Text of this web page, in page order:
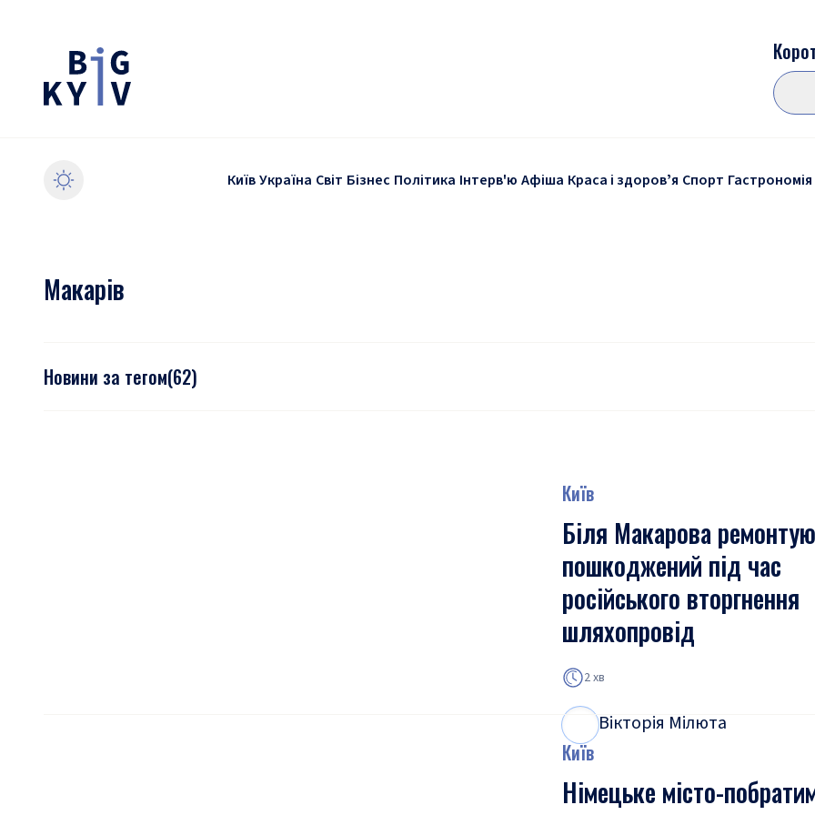
КиївУкраїна Світ Бізнес Політика Інтерв'ю Афіша Краса і здоровʼя Спорт Гастрономія
Макарів
Новини за тегом(62)
Київ
Біля Макарова
пошкоджений під час
російського вторгнення
шляхопровід
2 хв
Вікторія Мілюта
Київ
Німецьке місто-